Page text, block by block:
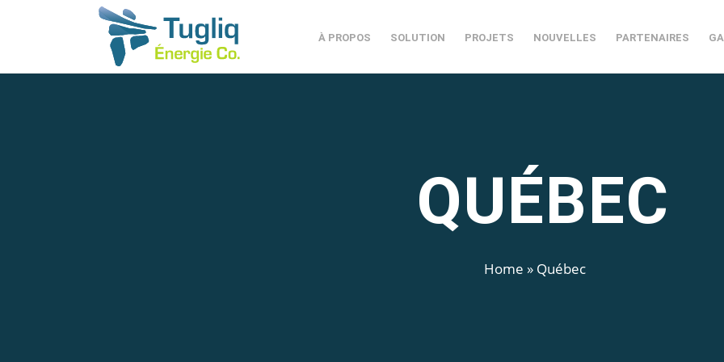
À PROPOS SOLUTION PROJETS NOUVELLES PARTENAIRES
QUÉBEC
Home » Québec